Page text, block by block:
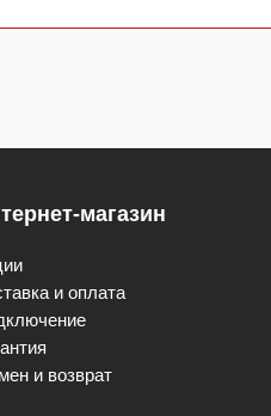
магазин
и оплата
и возврат